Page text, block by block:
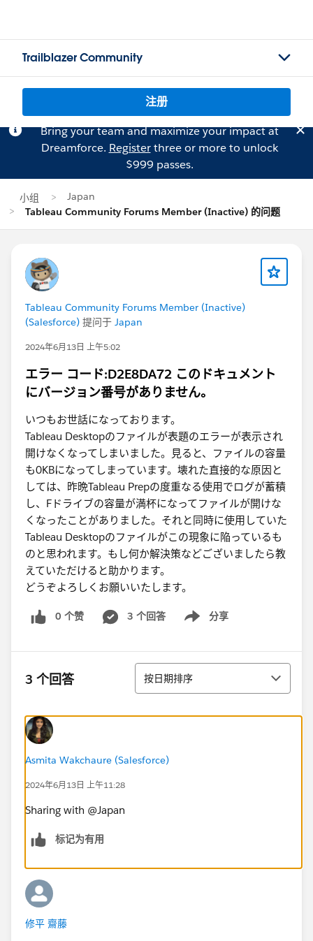
Trailblazer Community
注册
Bring your team and maximize your impact at
Dreamforce. Registerthree or more to unlock
$999 passes.
小组
Japan
Tableau Community Forums Member (Inactive) 的问题
Tableau Community Forums Member (Inactive)
(Salesforce) 提问于 Japan
2024年6月13日 上午5:02
エラー コード:D2E8DA72 このドキュメント
にバージョン番号がありません。
いつもお世話になっております。
Tableau Desktopのファイルが表題のエラーが表示され
開けなくなってしまいました。見ると、ファイルの容量
も0KBになってしまっています。壊れた直接的な原因と
しては、昨晩Tableau Prepの度重なる使用でログが蓄積
し、Fドライブの容量が満杯になってファイルが開けな
くなったことがありました。それと同時に使用していた
Tableau Desktopのファイルがこの現象に陥っているも
のと思われます。もし何か解決策などございましたら教
えていただけると助かります。
どうぞよろしくお願いいたします。
0 个赞 3 个回答 分享
Show menu
3 个回答 排序
按日期排序
Asmita Wakchaure (Salesforce)
2024年6月13日 上午11:28
Sharing with @Japan​
标记为有用
修平 齋藤